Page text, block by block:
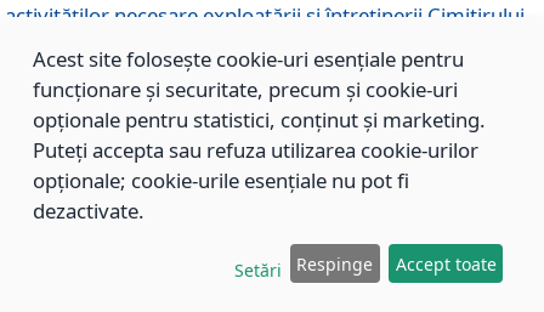
activităţilor necesare exploatării şi întreţinerii Cimitirului
Municipal Braşov situat în str. Dimitrie Anghel nr. 19.
564/29.11.2013
Titlu: Completarea şi modificarea H.C.L. nr. 446/2013,
care s-a aprobat studiul de fundamentare pentru
Acest site folosește cookie-uri esențiale pentru
funcționare și securitate, precum și cookie-uri
opționale pentru statistici, conținut și marketing.
Puteți accepta sau refuza utilizarea cookie-urilor
opționale; cookie-urile esențiale nu pot fi
dezactivate.
Setări Respinge Accept toate